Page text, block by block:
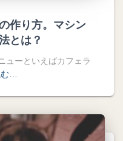
作り方。マシン
とは？
ューといえばカフェラ
む…